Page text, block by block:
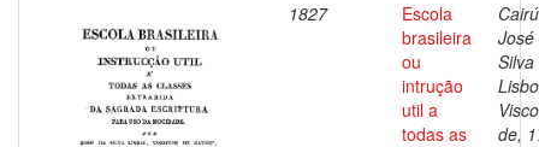
1827
Escola
brasileira
ou
intrução
util a
todas as
José
Silva
de,